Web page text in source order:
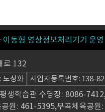
이동형 영상정보처리기기 운
로 132
노성화 사업자등록번호: 138-
생학습관 수영장: 8086-
원: 461-5395,부곡체육공